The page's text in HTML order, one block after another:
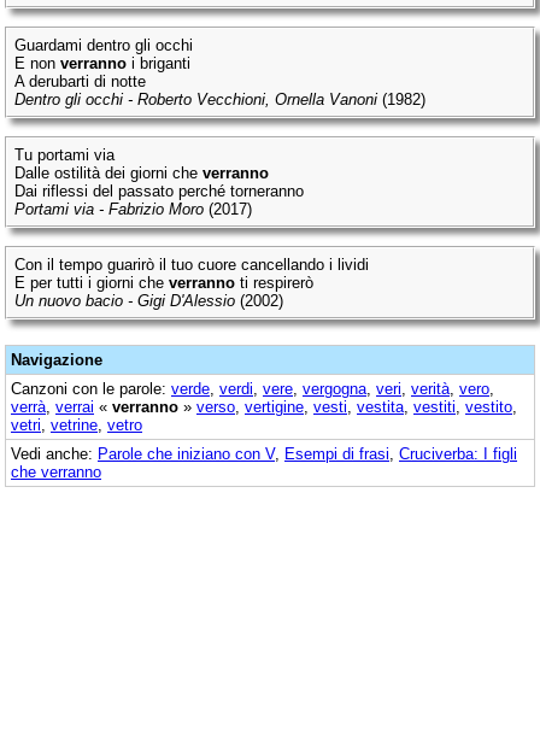
Guardami dentro gli occhi
E non verranno i briganti
A derubarti di notte
Dentro gli occhi - Roberto Vecchioni, Ornella Vanoni (1982)
Tu portami via
Dalle ostilità dei giorni che verranno
Dai riflessi del passato perché torneranno
Portami via - Fabrizio Moro (2017)
Con il tempo guarirò il tuo cuore cancellando i lividi
E per tutti i giorni che verranno ti respirerò
Un nuovo bacio - Gigi D'Alessio (2002)
Navigazione
Canzoni con le parole: verde verdi vere vergogna veri verità vero
verrà verrai « verranno » verso vertigine vesti vestita vestiti vestito
vetri vetrine vetro
Vedi anche: Parole che iniziano con V, Esempi di frasi Cruciverba: I figli
che verranno